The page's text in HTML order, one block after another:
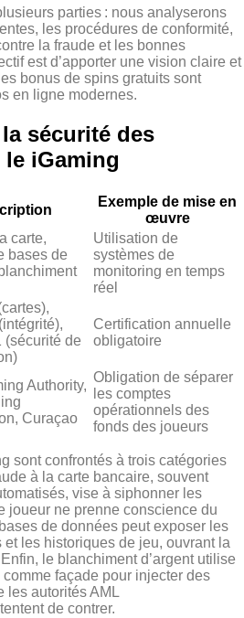
parties : nous analyserons
les procédures de conformité,
la fraude et les bonnes
est d’apporter une vision claire et
bonus de spins gratuits sont
en ligne modernes.
sécurité des
iGaming
Exemple de mise en
œuvre
carte,
bases de
Utilisation de
systèmes de
monitoring en temps
réel
(sécurité de
Certification annuelle
obligatoire
Authority,
Curaçao
Obligation de séparer
les comptes
opérationnels des
fonds des joueurs
sont confrontés à trois catégories
à la carte bancaire, souvent
vise à siphonner les
joueur ne prenne conscience du
de données peut exposer les
les historiques de jeu, ouvrant la
le blanchiment d’argent utilise
façade pour injecter des
les autorités AML
de contrer.